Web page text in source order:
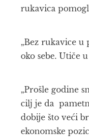
rukavica
„Bez rukavice
oko sebe. Utiče
„Prošle godine
cilj je da
dobije što veći
ekonomske